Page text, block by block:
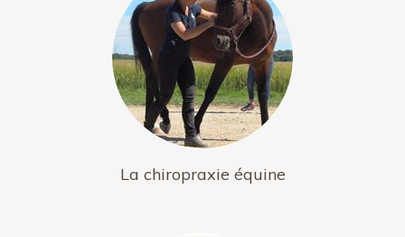
La chiropraxie équine